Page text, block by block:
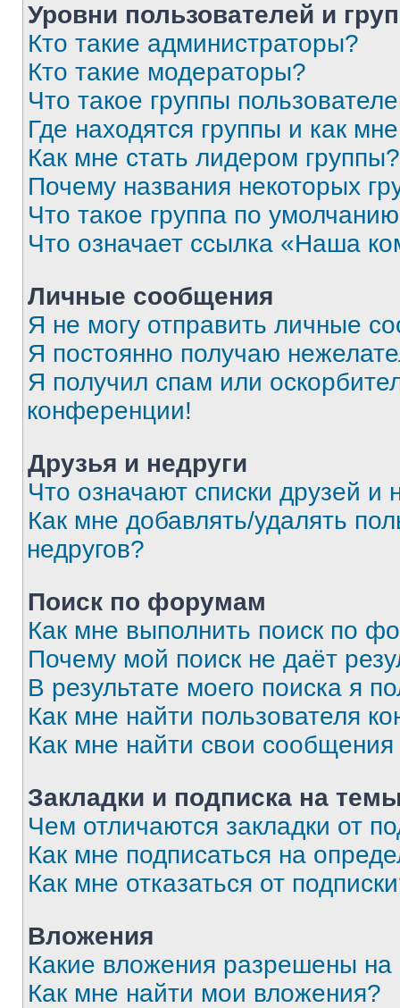
Уровни пользователей и
Кто такие администраторы?
Кто такие модераторы?
Что такое группы
Где находятся группы и как
Как мне стать лидером группы?
Почему названия некоторых
Что такое группа по
Что означает ссылка «Наша
Личные сообщения
Я не могу отправить личные
Я постоянно получаю
Я получил спам или
конференции!
Друзья и недруги
Что означают списки друзей и
Как мне добавлять/удалять
недругов?
Поиск по форумам
Как мне выполнить поиск по
Почему мой поиск не даёт
В результате моего поиска я
Как мне найти пользователя
Как мне найти свои
Закладки и подписка на
Чем отличаются закладки от
Как мне подписаться на
Как мне отказаться от
Вложения
Какие вложения разрешены
Как мне найти мои вложения?